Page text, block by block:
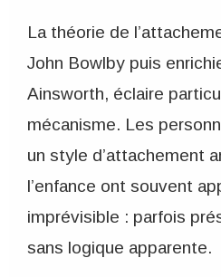
La théorie de
John Bowlby puis
Ainsworth, éclaire
mécanisme. Les
un style d’attachement
l’enfance ont souvent
imprévisible : parfois
sans logique apparente.